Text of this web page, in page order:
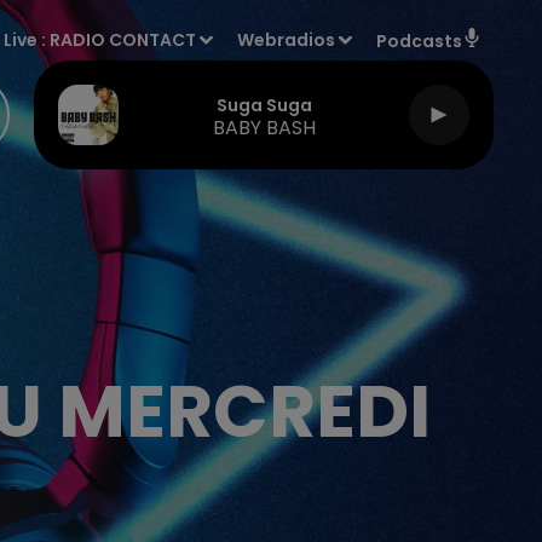
Live : RADIO CONTACT Webradios Podcasts
Suga Suga
BABY BASH
MERCREDI